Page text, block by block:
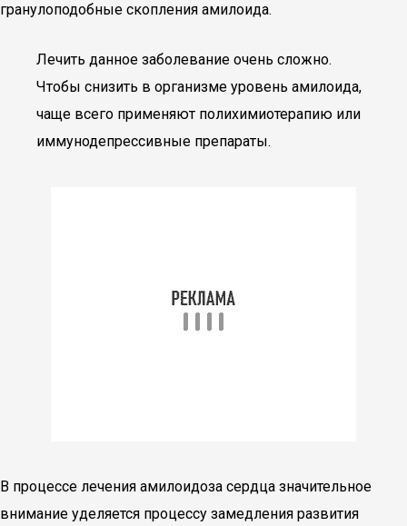
гранулоподобные скопления амилоида.
Лечить данное заболевание очень сложно.
Чтобы снизить в организме уровень амилоида,
чаще всего применяют полихимиотерапию или
иммунодепрессивные препараты.
В процессе лечения амилоидоза сердца значительное
внимание уделяется процессу замедления развития